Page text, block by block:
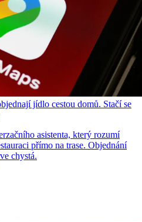
jídlo cestou domů. Stačí se
asistenta, který rozumí
přímo na trase. Objednání
chystá.